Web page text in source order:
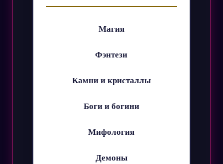
Магия
Фэнтези
Камни и кристаллы
Боги и богини
Мифология
Демоны